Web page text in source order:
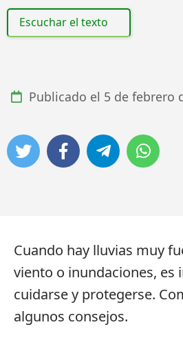
Escuchar el texto
Publicado el 5 de febrero
Cuando hay lluvias muy
viento o inundaciones, es
cuidarse y protegerse.
algunos consejos.